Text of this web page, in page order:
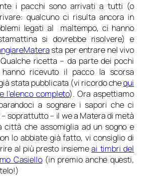
i pacchi sono arrivati a tutti (o
qualcuno ci risulta ancora in
legati al maltempo, ci hanno
si dovrebbe risolvere) e
sta per entrare nel vivo
ricetta – da parte dei pochi
ricevuto il pacco la scorsa
stata pubblicata (vi ricordo chequi
l’elenco completo). Ora aspettiamo
a sognare i sapori che ci
soprattutto – il we a Matera di metà
città che assomiglia ad un sogno e
lo abbiate già fatto, vi consiglio di
al più presto insiemeai timbri del
Casiello(in premio anche questi,